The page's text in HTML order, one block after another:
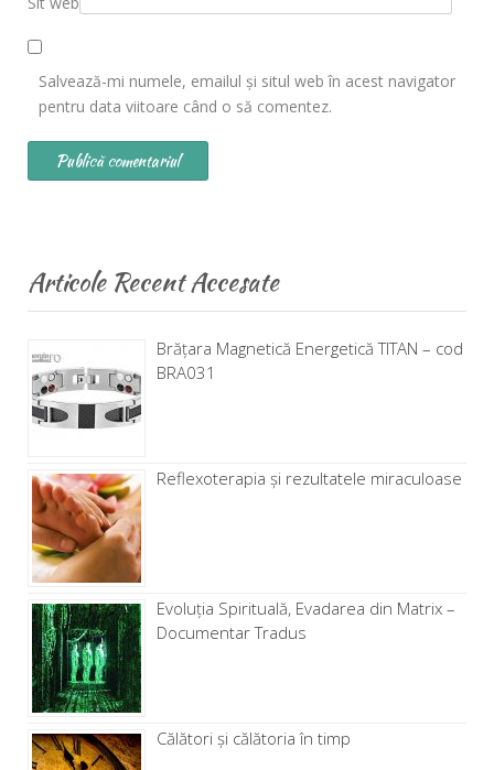
Salvează-mi numele, emailul și situl web în acest navigator
pentru data viitoare când o să comentez.
Articole Recent Accesate
Brăţara Magnetică Energetică TITAN – cod
BRA031
Reflexoterapia și rezultatele miraculoase
Evoluția Spirituală, Evadarea din Matrix –
Documentar Tradus
Călători și călătoria în timp